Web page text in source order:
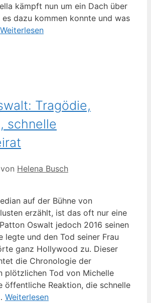
kämpft nun um ein Dach über
es dazu kommen konnte und was
Weiterlesen
Tragödie,
schnelle
von Helena Busch
auf der Bühne von
erzählt, ist das oft nur eine
Oswalt jedoch 2016 seinen
legte und den Tod seiner Frau
ganz Hollywood zu. Dieser
die Chronologie der
plötzlichen Tod von Michelle
öffentliche Reaktion, die schnelle
Weiterlesen